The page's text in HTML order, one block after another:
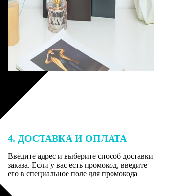
4. ДОСТАВКА И ОПЛАТА
Введите адрес и выберите способ доставки
заказа. Если у вас есть промокод, введите
его в специальное поле для промокода